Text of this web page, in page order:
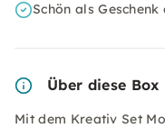
Schön als
Über diese Box
Mit dem Kreativ Set